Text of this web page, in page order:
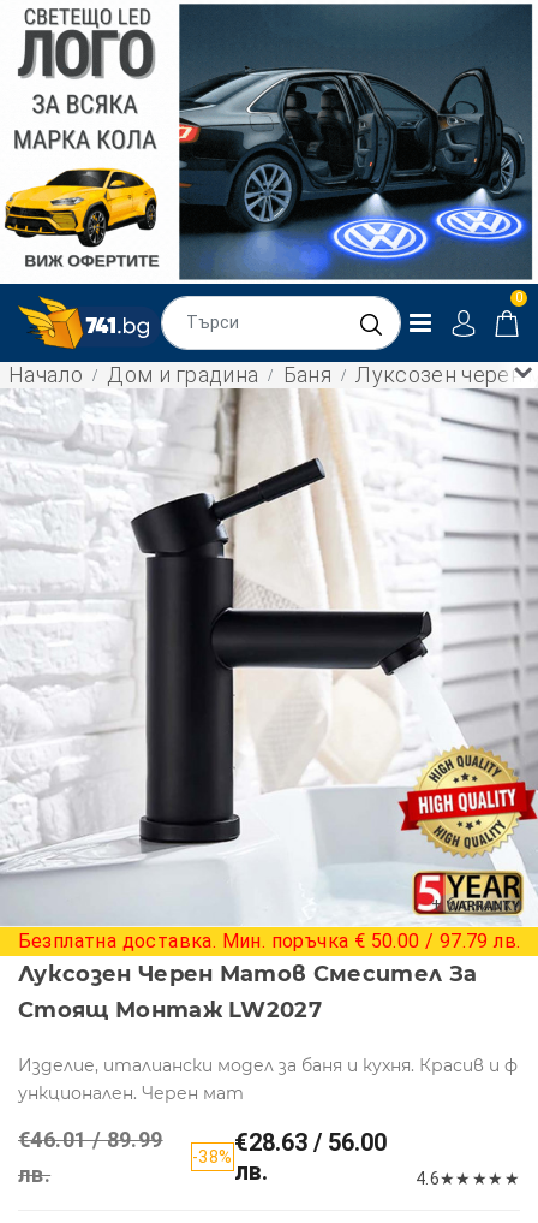
0
Начало Дом и градина Баня Луксозен черен
+ 6 снимки
Безплатна доставка. Мин. поръчка € 50.00 / 97.79 лв.
Луксозен Черен Матов Смесител За
Стоящ Монтаж LW2027
Изделие, италиански модел за баня и кухня. Красив и ф
ункционален. Черен мат
€46.01 / 89.99
лв.
-38%€28.63 / 56.00
лв.
4.6★★ ★★ ★